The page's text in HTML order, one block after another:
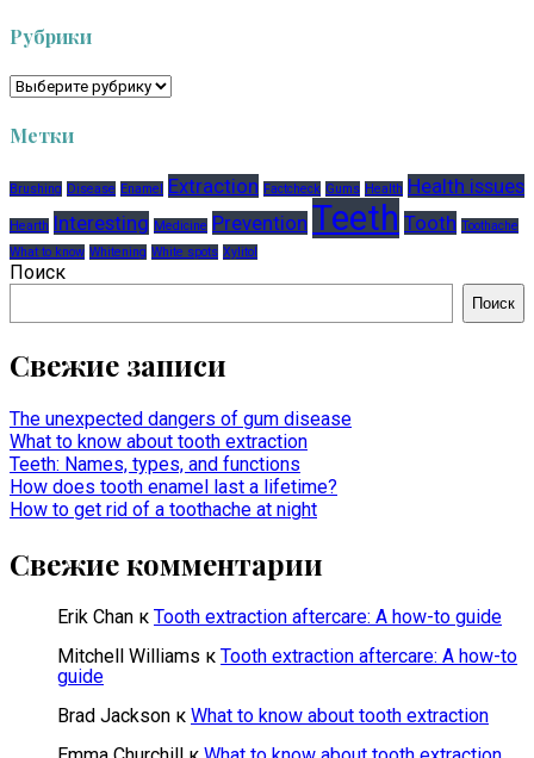
Рубрики
Рубрики
Метки
Brushing Disease Enamel Extraction Factcheck Gums Health Health issues
Hearth Interesting Medicine Prevention Teeth Tooth Toothache
What to know Whitening White spots Xylitol
Поиск
Поиск
Свежие записи
The unexpected dangers of gum disease
What to know about tooth extraction
Teeth: Names, types, and functions
How does tooth enamel last a lifetime?
How to get rid of a toothache at night
Свежие комментарии
Erik Chan к Tooth extraction aftercare: A how-to guide
Mitchell Williams к Tooth extraction aftercare: A how-to
guide
Brad Jackson к What to know about tooth extraction